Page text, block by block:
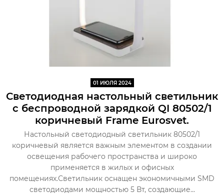
01 ИЮЛЯ 2024
Светодиодная настольный светильник
с беспроводной зарядкой QI 80502/1
коричневый Frame Eurosvet.
Настольный светодиодный светильник 80502/1
коричневый является важным элементом в создании
освещения рабочего пространства и широко
применяется в жилых и офисных
помещениях.Светильник оснащен экономичными SMD
светодиодами мощностью 5 Вт, создающие...